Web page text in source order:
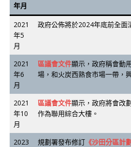
年月
2021
年5
月
政府公佈將於2024年底前全面
2021
年6
月
區議會文件顯示，政府稱會動
場，和火炭西熟食市場一帶，
2021
年10
月
區議會文件顯示，政府將會改
作為聯用綜合大樓。
2023
規劃署發布修訂 《沙田分區計